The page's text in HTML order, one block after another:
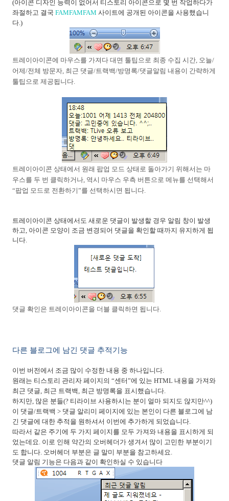
(아이콘 디자인 능력이 없어서 티스토리 아이콘으로 몇 번 작업하다가
좌절하고 결국 FAMFAMFAM 사이트에 공개된 아이콘을 사용했습니
다.)
트레이아이콘에 마우스를 가져다 대면 툴팁으로 최종 수집 시간, 오늘/
어제/전체 방문자, 최근 댓글/트랙백/방명록/댓글알림 내용이 간략하게
툴팁으로 제공됩니다.
트레이아이콘 상태에서 원래 팝업 모드 상태로 돌아가기 위해서는 마
우스를 두 번 클릭하거나, 역시 마우스 우측 버튼으로 메뉴를 선택해서
“팝업 모드로 전환하기”를 선택하시면 됩니다.
트레이아이콘 상태에서도 새로운 댓글이 발생할 경우 알림 창이 발생
하고, 아이콘 모양이 조금 변경되어 댓글을 확인할 때까지 유지하게 됩
니다.
댓글 확인은 트레이아이콘을 더블 클릭하면 됩니다.
다른 블로그에 남긴 댓글 추적기능
이번 버전에서 조금 많이 수정한 내용 중 하나입니다.
원래는 티스토리 관리자 페이지의 “센터”에 있는 HTML 내용을 가져와
최근 댓글, 최근 트랙백, 최근 방명록을 표시했습니다.
하지만, 많은 분들(? 티라이브 사용하시는 분이 얼마 되지도 않지만^^)
이 댓글/트랙백 > 댓글 알리미 페이지에 있는 본인이 다른 블로그에 남
긴 댓글에 대한 추적을 원하셔서 이번에 추가하게 되었습니다.
따라서 같은 주기에 두 가지 페이지를 모두 가져와 내용을 표시하게 되
었는데요. 이로 인해 약간의 오버헤더가 생겨서 많이 고민한 부분이기
도 합니다. 오버헤더 부분은 글 말미 부분을 참고하세요.
댓글 알림 기능은 다음과 같이 확인하실 수 있습니다